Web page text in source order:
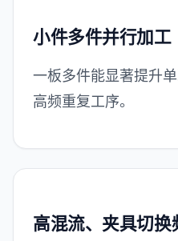
小件多件并行加工
一板多件能显著提升
高频重复工序。
高混流、夹具切换